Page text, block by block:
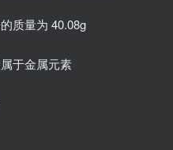
质量为 40.08g
于金属元素